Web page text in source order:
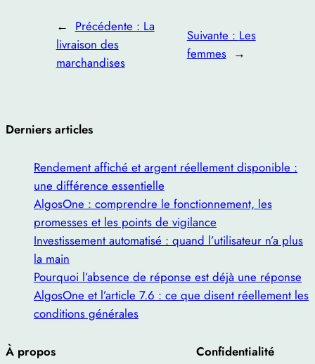
← Précédente : La
livraison des
marchandises
Suivante : Les
femmes →
Derniers articles
Rendement affiché et argent réellement disponible :
une différence essentielle
AlgosOne : comprendre le fonctionnement, les
promesses et les points de vigilance
Investissement automatisé : quand l’utilisateur n’a plus
la main
Pourquoi l’absence de réponse est déjà une réponse
AlgosOne et l’article 7.6 : ce que disent réellement les
conditions générales
À propos Confidentialité